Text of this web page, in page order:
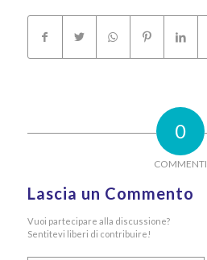
0
COMMENTI
Lascia un Commento
Vuoi partecipare alla discussione?
Sentitevi liberi di contribuire!